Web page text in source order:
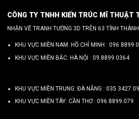
CÔNG TY TNHH KIẾN TRÚC MĨ THUẬT
NHẬN VẼ TRANH TƯỜNG 3D TRÊN 63 TỈNH THÀNH
KHU VỰC MIỀN NAM: HỒ CHÍ MINH : 096 8899
KHU VỰC MIỀN BẮC: HÀ NỘI : 09.8899.0364
KHU VỰC MIỀN TRUNG: ĐÀ NẴNG :
KHU VỰC MIỀN TÂY: CẦN THƠ : 096.8899.079